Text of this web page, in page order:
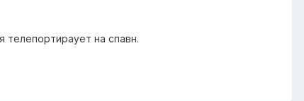
телепортираует на спавн.